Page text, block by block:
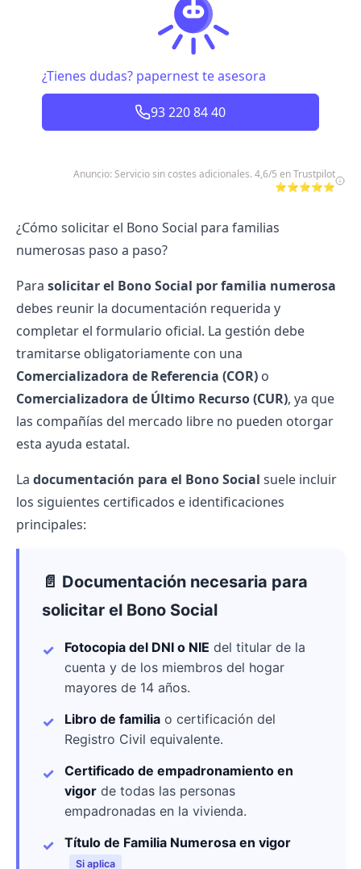
¿Tienes dudas? papernest te asesora
93 220 84 40
Anuncio: Servicio sin costes adicionales. 4,6/5 en Trustpilot
⭐⭐⭐⭐⭐
¿Cómo solicitar el Bono Social para familias
numerosas paso a paso?
Para solicitar el Bono Social por familia numerosa
debes reunir la documentación requerida y
completar el formulario oficial. La gestión debe
tramitarse obligatoriamente con una
Comercializadora de Referencia (COR) o
Comercializadora de Último Recurso (CUR), ya que
las compañías del mercado libre no pueden otorgar
esta ayuda estatal.
La documentación para el Bono Social suele incluir
los siguientes certificados e identificaciones
principales:
📄 Documentación necesaria para
solicitar el Bono Social
Fotocopia del DNI o NIE del titular de la
cuenta y de los miembros del hogar
mayores de 14 años.
Libro de familia o certificación del
Registro Civil equivalente.
Certificado de empadronamiento en
vigor de todas las personas
empadronadas en la vivienda.
Título de Familia Numerosa en vigor
Si aplica